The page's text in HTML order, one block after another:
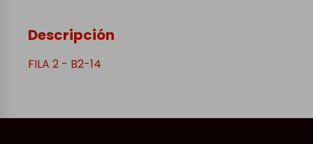
Descripción
FILA 2 - B2-14